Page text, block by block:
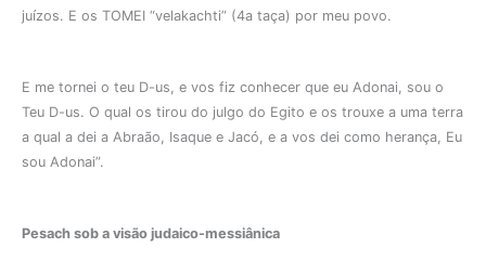
juízos. E os TOMEI “velakachti” (4a taça) por meu povo.
E me tornei o teu D-us, e vos fiz conhecer que eu Adonai, sou o
Teu D-us. O qual os tirou do julgo do Egito e os trouxe a uma terra
a qual a dei a Abraão, Isaque e Jacó, e a vos dei como herança, Eu
sou Adonai”.
Pesach sob a visão judaico-messiânica